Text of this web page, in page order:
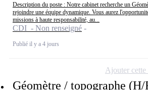
Description du poste : Notre cabinet recherche un
rejoindre une équipe dynamique. Vous aurez
missions à haute responsabilité, au...
CDI - Non renseigné
Publié il y a 4 jours
Géomètre / topographe (H/
Ajouter